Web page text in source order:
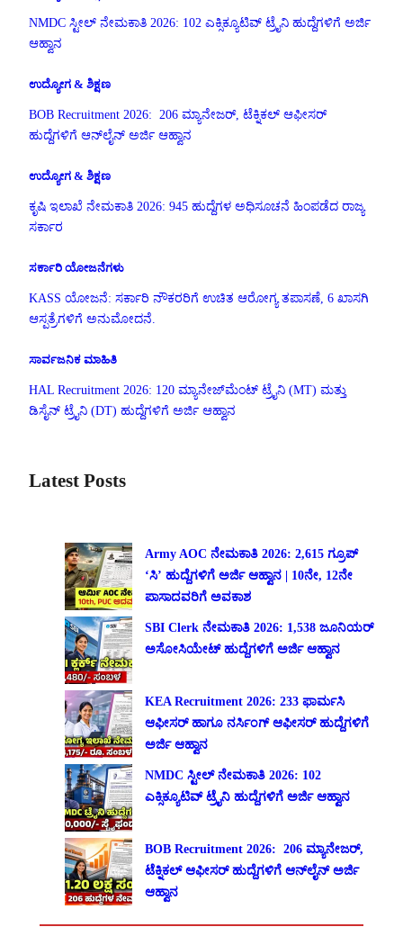
NMDC ಸ್ಟೀಲ್ ನೇಮಕಾತಿ 2026: 102 ಎಕ್ಸಿಕ್ಯೂಟಿವ್ ಟ್ರೈನಿ ಹುದ್ದೆಗಳಿಗೆ ಅರ್ಜಿ
ಆಹ್ವಾನ
ಉದ್ಯೋಗ & ಶಿಕ್ಷಣ
BOB Recruitment 2026: 206 ಮ್ಯಾನೇಜರ್, ಟೆಕ್ನಿಕಲ್ ಆಫೀಸರ್
ಹುದ್ದೆಗಳಿಗೆ ಆನ್‌ಲೈನ್ ಅರ್ಜಿ ಆಹ್ವಾನ
ಉದ್ಯೋಗ & ಶಿಕ್ಷಣ
ಕೃಷಿ ಇಲಾಖೆ ನೇಮಕಾತಿ 2026: 945 ಹುದ್ದೆಗಳ ಅಧಿಸೂಚನೆ ಹಿಂಪಡೆದ ರಾಜ್ಯ
ಸರ್ಕಾರ
ಸರ್ಕಾರಿ ಯೋಜನೆಗಳು
KASS ಯೋಜನೆ: ಸರ್ಕಾರಿ ನೌಕರರಿಗೆ ಉಚಿತ ಆರೋಗ್ಯ ತಪಾಸಣೆ, 6 ಖಾಸಗಿ
ಆಸ್ಪತ್ರೆಗಳಿಗೆ ಅನುಮೋದನೆ.
ಸಾರ್ವಜನಿಕ ಮಾಹಿತಿ
HAL Recruitment 2026: 120 ಮ್ಯಾನೇಜ್‌ಮೆಂಟ್ ಟ್ರೈನಿ (MT) ಮತ್ತು
ಡಿಸೈನ್ ಟ್ರೈನಿ (DT) ಹುದ್ದೆಗಳಿಗೆ ಅರ್ಜಿ ಆಹ್ವಾನ
Latest Posts
Army AOC ನೇಮಕಾತಿ 2026: 2,615 ಗ್ರೂಪ್
‘ಸಿ’ ಹುದ್ದೆಗಳಿಗೆ ಅರ್ಜಿ ಆಹ್ವಾನ | 10ನೇ, 12ನೇ
ಪಾಸಾದವರಿಗೆ ಅವಕಾಶ
SBI Clerk ನೇಮಕಾತಿ 2026: 1,538 ಜೂನಿಯರ್
ಅಸೋಸಿಯೇಟ್ ಹುದ್ದೆಗಳಿಗೆ ಅರ್ಜಿ ಆಹ್ವಾನ
KEA Recruitment 2026: 233 ಫಾರ್ಮಸಿ
ಆಫೀಸರ್ ಹಾಗೂ ನರ್ಸಿಂಗ್ ಆಫೀಸರ್ ಹುದ್ದೆಗಳಿಗೆ
ಅರ್ಜಿ ಆಹ್ವಾನ
NMDC ಸ್ಟೀಲ್ ನೇಮಕಾತಿ 2026: 102
ಎಕ್ಸಿಕ್ಯೂಟಿವ್ ಟ್ರೈನಿ ಹುದ್ದೆಗಳಿಗೆ ಅರ್ಜಿ ಆಹ್ವಾನ
BOB Recruitment 2026: 206 ಮ್ಯಾನೇಜರ್,
ಟೆಕ್ನಿಕಲ್ ಆಫೀಸರ್ ಹುದ್ದೆಗಳಿಗೆ ಆನ್‌ಲೈನ್ ಅರ್ಜಿ
ಆಹ್ವಾನ